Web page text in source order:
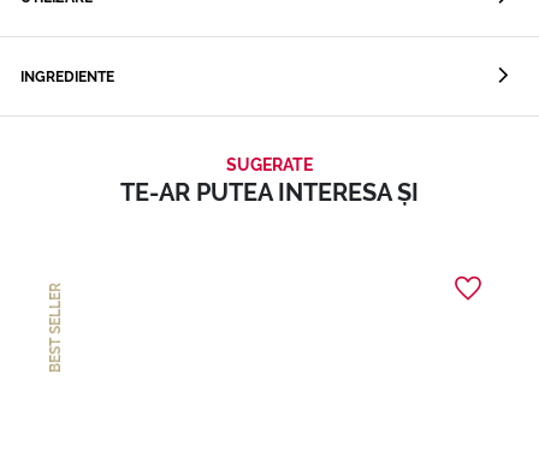
INGREDIENTE
SUGERATE
TE-AR PUTEA INTERESA ȘI
BEST SELLER